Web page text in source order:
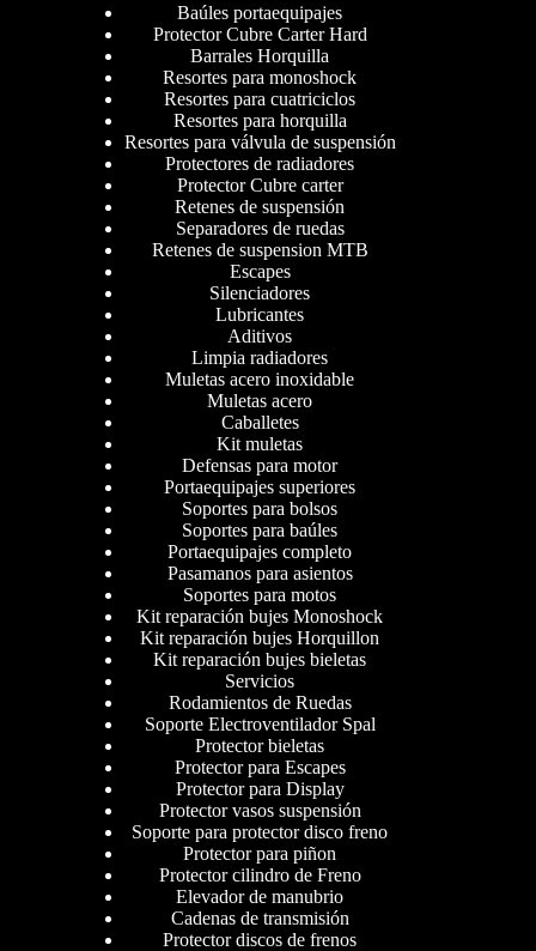
Baúles portaequipajes
Protector Cubre Carter Hard
Barrales Horquilla
Resortes para monoshock
Resortes para cuatriciclos
Resortes para horquilla
Resortes para válvula de suspensión
Protectores de radiadores
Protector Cubre carter
Retenes de suspensión
Separadores de ruedas
Retenes de suspension MTB
Escapes
Silenciadores
Lubricantes
Aditivos
Limpia radiadores
Muletas acero inoxidable
Muletas acero
Caballetes
Kit muletas
Defensas para motor
Portaequipajes superiores
Soportes para bolsos
Soportes para baúles
Portaequipajes completo
Pasamanos para asientos
Soportes para motos
Kit reparación bujes Monoshock
Kit reparación bujes Horquillon
Kit reparación bujes bieletas
Servicios
Rodamientos de Ruedas
Soporte Electroventilador Spal
Protector bieletas
Protector para Escapes
Protector para Display
Protector vasos suspensión
Soporte para protector disco freno
Protector para piñon
Protector cilindro de Freno
Elevador de manubrio
Cadenas de transmisión
Protector discos de frenos